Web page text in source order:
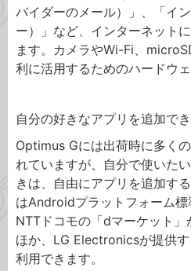
バイダーのメール）」、「イ
ー）」など、インターネット
ます。カメラやWi-Fi、
利に活用するためのハードウ
自分の好きなアプリを追加で
Optimus Gには出荷時に多く
れていますが、自分で使いた
きは、自由にアプリを追加す
はAndroidプラットフォーム
NTTドコモの「dマーケット」
ほか、LG Electronicsが提供
利用できます。